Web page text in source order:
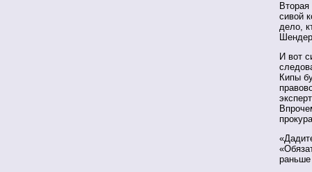
сивой
дело,
И вот
Кипы